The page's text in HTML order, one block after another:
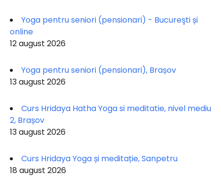
Yoga pentru seniori (pensionari) - Bucureşti și
online
12 august 2026
Yoga pentru seniori (pensionari), Brașov
13 august 2026
Curs Hridaya Hatha Yoga si meditatie, nivel mediu
2, Brașov
13 august 2026
Curs Hridaya Yoga și meditație, Sanpetru
18 august 2026